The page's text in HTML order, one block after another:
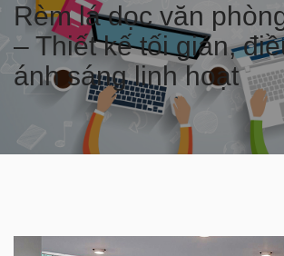
Rèm lá dọc văn
– Thiết kế tối giản,
ánh sáng linh hoạt